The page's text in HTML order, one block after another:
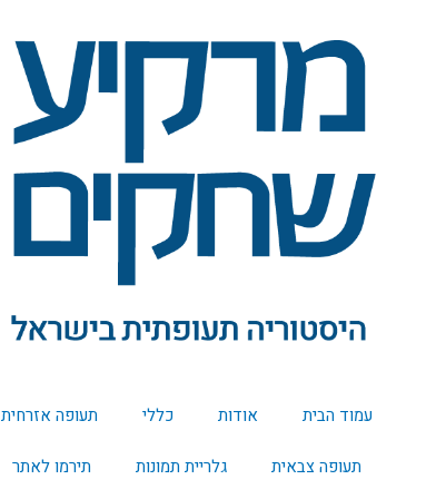
עמוד הבית אודות כללי תעופה אזרחית
תעופה צבאית גלריית תמונות תירמו לאתר